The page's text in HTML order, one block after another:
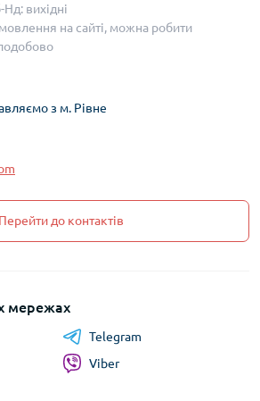
Нд: вихідні
на сайті, можна робити
з м. Рівне
Перейти до контактів
мережах
Telegram
Viber